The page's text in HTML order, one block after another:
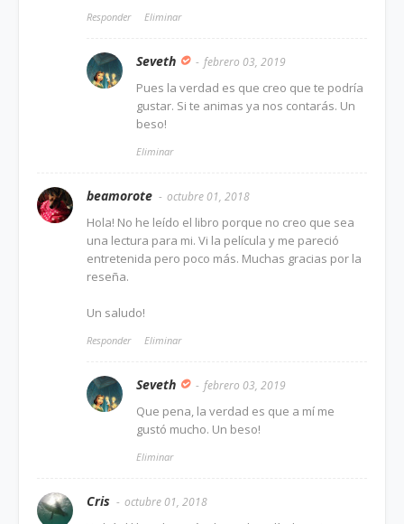
Responder Eliminar
Seveth febrero 03, 2019
Pues la verdad es que creo que te podría
gustar. Si te animas ya nos contarás. Un
beso!
Eliminar
beamorote octubre 01, 2018
Hola! No he leído el libro porque no creo que sea
una lectura para mi. Vi la película y me pareció
entretenida pero poco más. Muchas gracias por la
reseña.
Un saludo!
Responder Eliminar
Seveth febrero 03, 2019
Que pena, la verdad es que a mí me
gustó mucho. Un beso!
Eliminar
Cris octubre 01, 2018